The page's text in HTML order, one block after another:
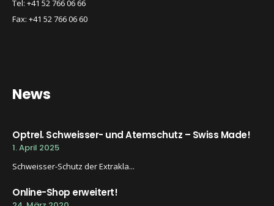
Tel: +41 52 766 06 66
Fax: +41 52 766 06 60
News
Optrel. Schweisser- und Atemschutz – Swiss Made!
1. April 2025
Schweisser-Schutz der Extrakla...
Online-Shop erweitert!